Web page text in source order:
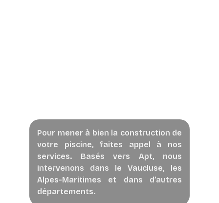
Pour mener à bien la construction de
votre piscine, faites appel à nos
services. Basés vers Apt, nous
intervenons dans le Vaucluse, les
Alpes-Maritimes et dans d’autres
départements.